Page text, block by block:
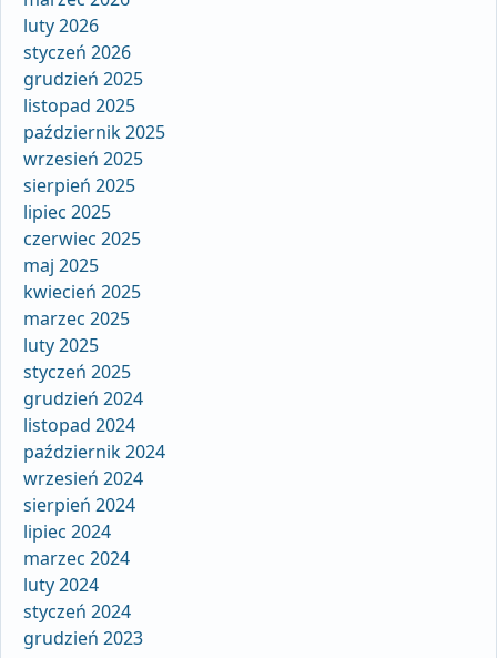
luty 2026
styczeń 2026
grudzień 2025
listopad 2025
październik 2025
wrzesień 2025
sierpień 2025
lipiec 2025
czerwiec 2025
maj 2025
kwiecień 2025
marzec 2025
luty 2025
styczeń 2025
grudzień 2024
listopad 2024
październik 2024
wrzesień 2024
sierpień 2024
lipiec 2024
marzec 2024
luty 2024
styczeń 2024
grudzień 2023